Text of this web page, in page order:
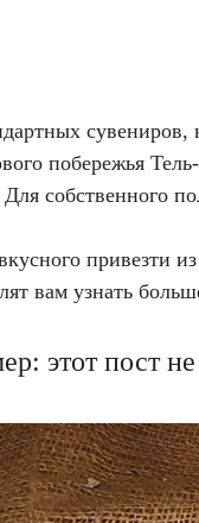
сувениров,
побережья
Для собственного
привезти
вам узнать
: этот пост